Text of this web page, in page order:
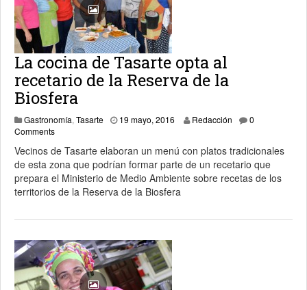
La cocina de Tasarte opta al
recetario de la Reserva de la
Biosfera
Gastronomía, Tasarte 19 mayo, 2016 Redacción
0
Comments
Vecinos de Tasarte elaboran un menú con platos tradicionales
de esta zona que podrían formar parte de un recetario que
prepara el Ministerio de Medio Ambiente sobre recetas de los
territorios de la Reserva de la Biosfera